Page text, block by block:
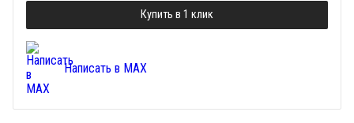
Купить в 1 клик
Написать в MAX